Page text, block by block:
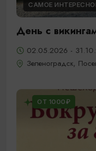
САМОЕ
День с
02.05.2026 -
Зеленоградск,
ОТ 1000₽